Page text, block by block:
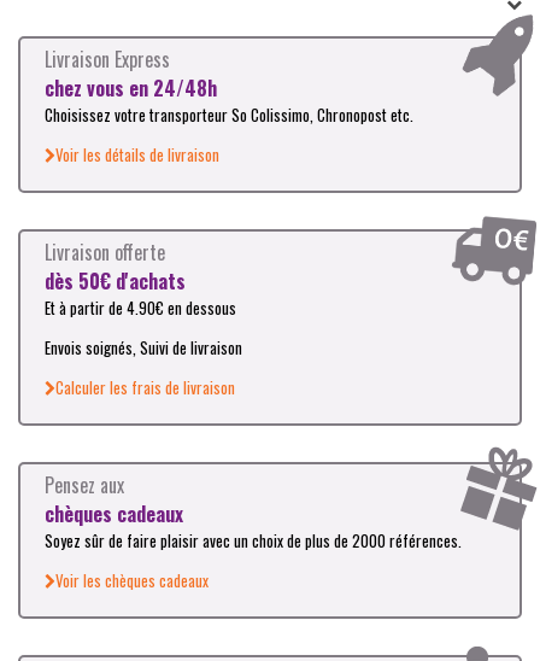
Livraison Express
chez vous en 24/48h
Choisissez votre transporteur So Colissimo, Chronopost etc.
Voir les détails de livraison
Livraison offerte
dès 50€ d'achats
Et à partir de 4.90€ en dessous
Envois soignés, Suivi de livraison
Calculer les frais de livraison
Pensez aux
chèques cadeaux
Soyez sûr de faire plaisir avec un choix de plus de 2000 références.
Voir les chèques cadeaux